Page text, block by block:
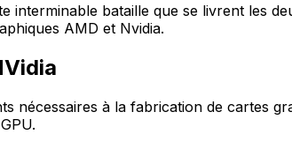
interminable bataille que se livrent les
AMD et Nvidia.
nécessaires à la fabrication de cartes